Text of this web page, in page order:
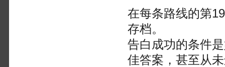
在每条路线的第
存档。
告白成功的条件
佳答案，甚至从